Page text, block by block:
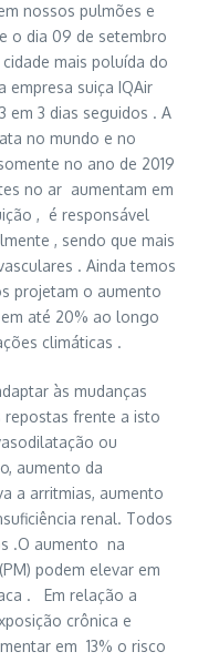
nossos pulmões e
o dia 09 de setembro
mais poluída do
suiça IQAir
em 3 dias seguidos . A
no mundo e no
no ano de 2019
no ar aumentam em
, é responsável
, sendo que mais
. Ainda temos
projetam o aumento
até 20% ao longo
climáticas .
às mudanças
repostas frente a isto
ou
aumento da
a arritmias, aumento
renal. Todos
.O aumento na
podem elevar em
. Em relação a
crônica e
em 13% o risco